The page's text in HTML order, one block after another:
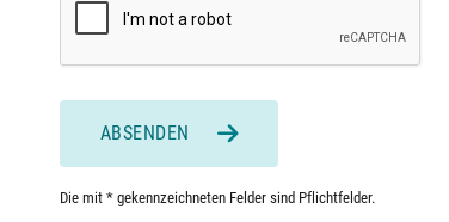
ABSENDEN
Die mit * gekennzeichneten Felder sind Pflichtfelder.